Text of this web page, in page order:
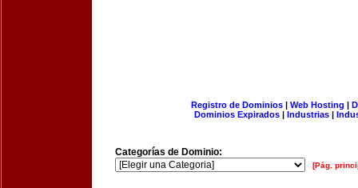
Registro de Dominios| Web Hosting |
Dominios Expirados | Industrias |
Categorías de Dominio:
[Pág.